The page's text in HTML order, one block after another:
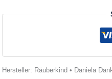
Hersteller: Räuberkind • Daniela